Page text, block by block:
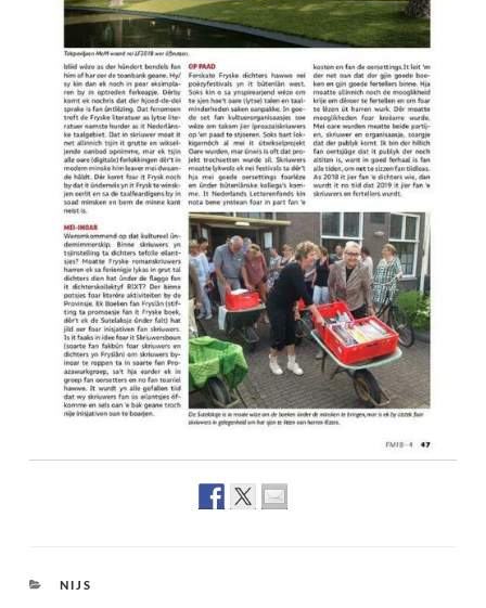
CATEGORIES
NIJS